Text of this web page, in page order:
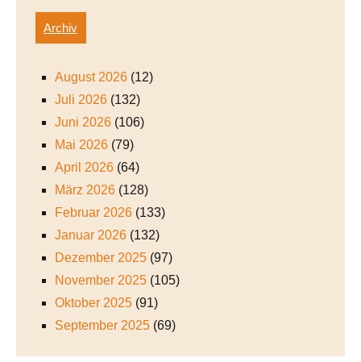
Archiv
August 2026 (12)
Juli 2026 (132)
Juni 2026 (106)
Mai 2026 (79)
April 2026 (64)
März 2026 (128)
Februar 2026 (133)
Januar 2026 (132)
Dezember 2025 (97)
November 2025 (105)
Oktober 2025 (91)
September 2025 (69)